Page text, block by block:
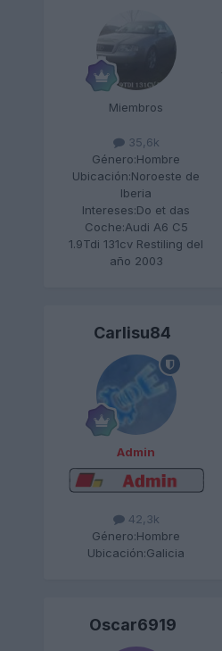
Miembros
35,6k
Género:Hombre
Ubicación:Noroeste de
Iberia
Intereses:Do et das
Coche:Audi A6 C5
1.9Tdi 131cv Restiling del
año 2003
Carlisu84
Admin
42,3k
Género:Hombre
Ubicación:Galicia
Oscar6919